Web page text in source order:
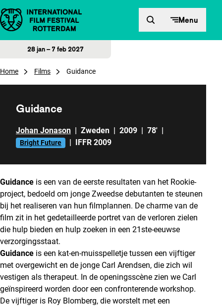
Direct naar inhoud Menu
28 jan – 7 feb 2027
Home Films Guidance
Guidance
Johan Jonason | Zweden | 2009 | 78' |
Bright Future | IFFR 2009
Guidance is een van de eerste resultaten van het Rookie-
project, bedoeld om jonge Zweedse debutanten te steunen
bij het realiseren van hun filmplannen. De charme van de
film zit in het gedetailleerde portret van de verloren zielen
die hulp bieden en hulp zoeken in een 21ste-eeuwse
verzorgingsstaat.
Guidance is een kat-en-muisspelletje tussen een vijftiger
met overgewicht en de jonge Carl Arendsen, die zich wil
vestigen als therapeut. In de openingsscène zien we Carl
geïnspireerd worden door een confronterende workshop.
De vijftiger is Roy Blomberg, die worstelt met een